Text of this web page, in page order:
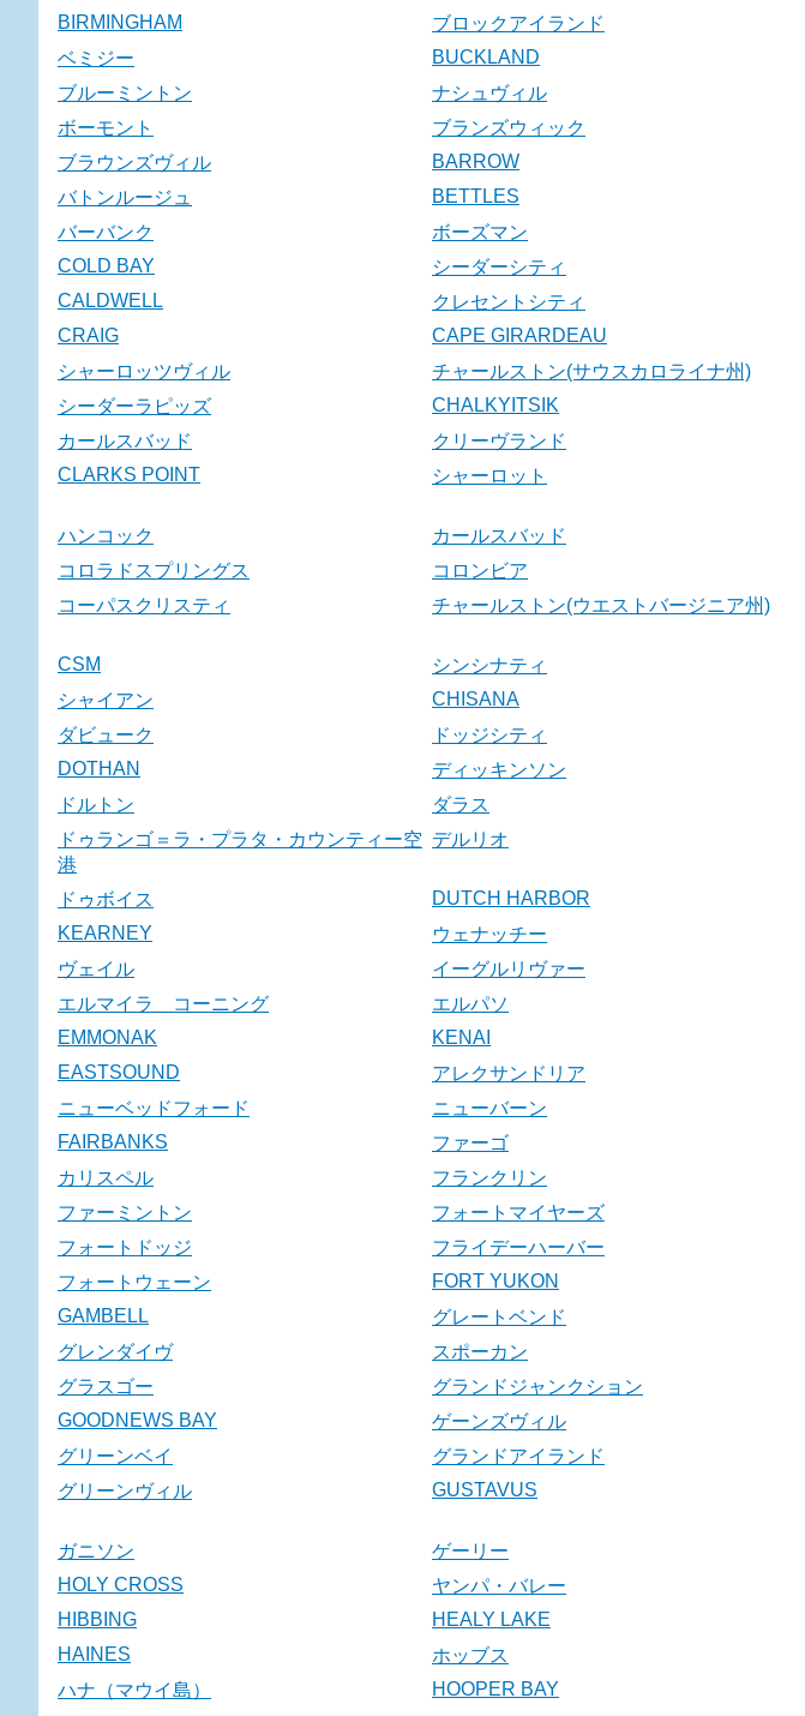
BIRMINGHAM
ブロックアイランド
ベミジー
BUCKLAND
ブルーミントン
ナシュヴィル
ボーモント
ブランズウィック
ブラウンズヴィル
BARROW
バトンルージュ
BETTLES
バーバンク
ボーズマン
COLD BAY
シーダーシティ
CALDWELL
クレセントシティ
CRAIG
CAPE GIRARDEAU
シャーロッツヴィル
チャールストン(サウスカロライナ州)
シーダーラピッズ
CHALKYITSIK
カールスバッド
クリーヴランド
CLARKS POINT
シャーロット
ハンコック カールスバッド
コロラドスプリングス
コロンビア
コーパスクリスティ
チャールストン(ウエストバージニア州)
CSM シンシナティ
シャイアン
CHISANA
ダビューク
ドッジシティ
DOTHAN
ディッキンソン
ドルトン
ダラス
ドゥランゴ＝ラ・プラタ・カウンティー空
港
デルリオ
ドゥボイス DUTCH HARBOR
KEARNEY
ウェナッチー
ヴェイル
イーグルリヴァー
エルマイラ コーニング
エルパソ
EMMONAK
KENAI
EASTSOUND
アレクサンドリア
ニューベッドフォード
ニューバーン
FAIRBANKS
ファーゴ
カリスペル
フランクリン
ファーミントン
フォートマイヤーズ
フォートドッジ
フライデーハーバー
フォートウェーン
FORT YUKON
GAMBELL
グレートベンド
グレンダイヴ
スポーカン
グラスゴー
グランドジャンクション
GOODNEWS BAY
ゲーンズヴィル
グリーンベイ
グランドアイランド
グリーンヴィル
GUSTAVUS
ガニソン
ゲーリー
HOLY CROSS
ヤンパ・バレー
HIBBING
HEALY LAKE
HAINES
ホッブス
ハナ（マウイ島）
HOOPER BAY